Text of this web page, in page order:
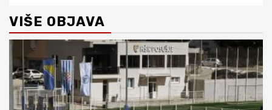
VIŠE OBJAVA